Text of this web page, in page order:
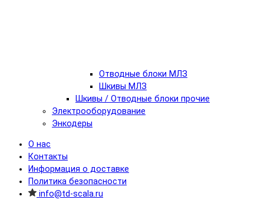
Отводные блоки МЛЗ
Шкивы МЛЗ
Шкивы / Отводные блоки прочие
Электрооборудование
Энкодеры
О нас
Контакты
Информация о доставке
Политика безопасности
info@td-scala.ru